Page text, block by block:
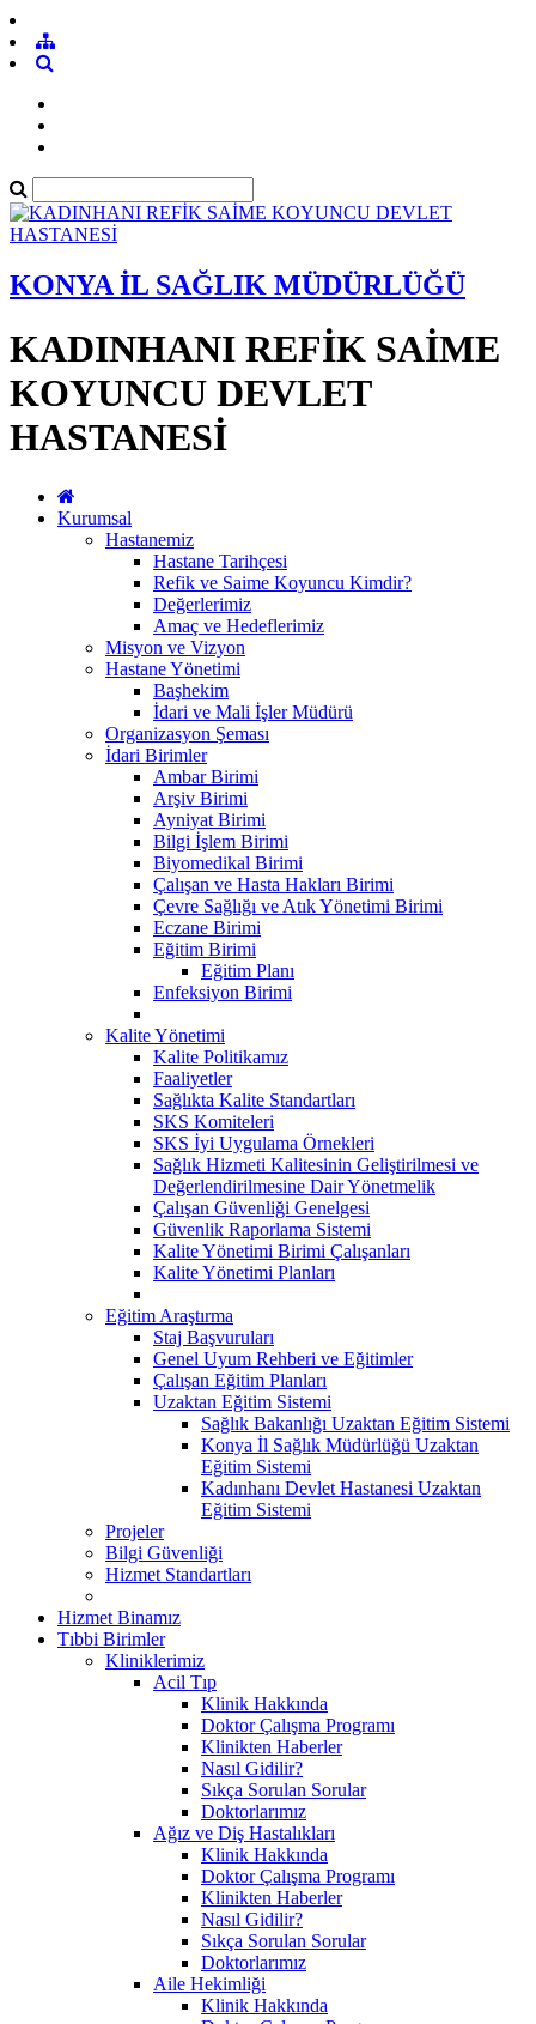
KONYA İL SAĞLIK MÜDÜRLÜĞÜ
KADINHANI REFİK SAİME
KOYUNCU DEVLET
HASTANESİ
Kurumsal
Hastanemiz
Hastane Tarihçesi
Refik ve Saime Koyuncu Kimdir?
Değerlerimiz
Amaç ve Hedeflerimiz
Misyon ve Vizyon
Hastane Yönetimi
Başhekim
İdari ve Mali İşler Müdürü
Organizasyon Şeması
İdari Birimler
Ambar Birimi
Arşiv Birimi
Ayniyat Birimi
Bilgi İşlem Birimi
Biyomedikal Birimi
Çalışan ve Hasta Hakları Birimi
Çevre Sağlığı ve Atık Yönetimi Birimi
Eczane Birimi
Eğitim Birimi
Eğitim Planı
Enfeksiyon Birimi
Kalite Yönetimi
Kalite Politikamız
Faaliyetler
Sağlıkta Kalite Standartları
SKS Komiteleri
SKS İyi Uygulama Örnekleri
Sağlık Hizmeti Kalitesinin Geliştirilmesi ve
Değerlendirilmesine Dair Yönetmelik
Çalışan Güvenliği Genelgesi
Güvenlik Raporlama Sistemi
Kalite Yönetimi Birimi Çalışanları
Kalite Yönetimi Planları
Eğitim Araştırma
Staj Başvuruları
Genel Uyum Rehberi ve Eğitimler
Çalışan Eğitim Planları
Uzaktan Eğitim Sistemi
Sağlık Bakanlığı Uzaktan Eğitim Sistemi
Konya İl Sağlık Müdürlüğü Uzaktan
Eğitim Sistemi
Kadınhanı Devlet Hastanesi Uzaktan
Eğitim Sistemi
Projeler
Bilgi Güvenliği
Hizmet Standartları
Hizmet Binamız
Tıbbi Birimler
Kliniklerimiz
Acil Tıp
Klinik Hakkında
Doktor Çalışma Programı
Klinikten Haberler
Nasıl Gidilir?
Sıkça Sorulan Sorular
Doktorlarımız
Ağız ve Diş Hastalıkları
Klinik Hakkında
Doktor Çalışma Programı
Klinikten Haberler
Nasıl Gidilir?
Sıkça Sorulan Sorular
Doktorlarımız
Aile Hekimliği
Klinik Hakkında